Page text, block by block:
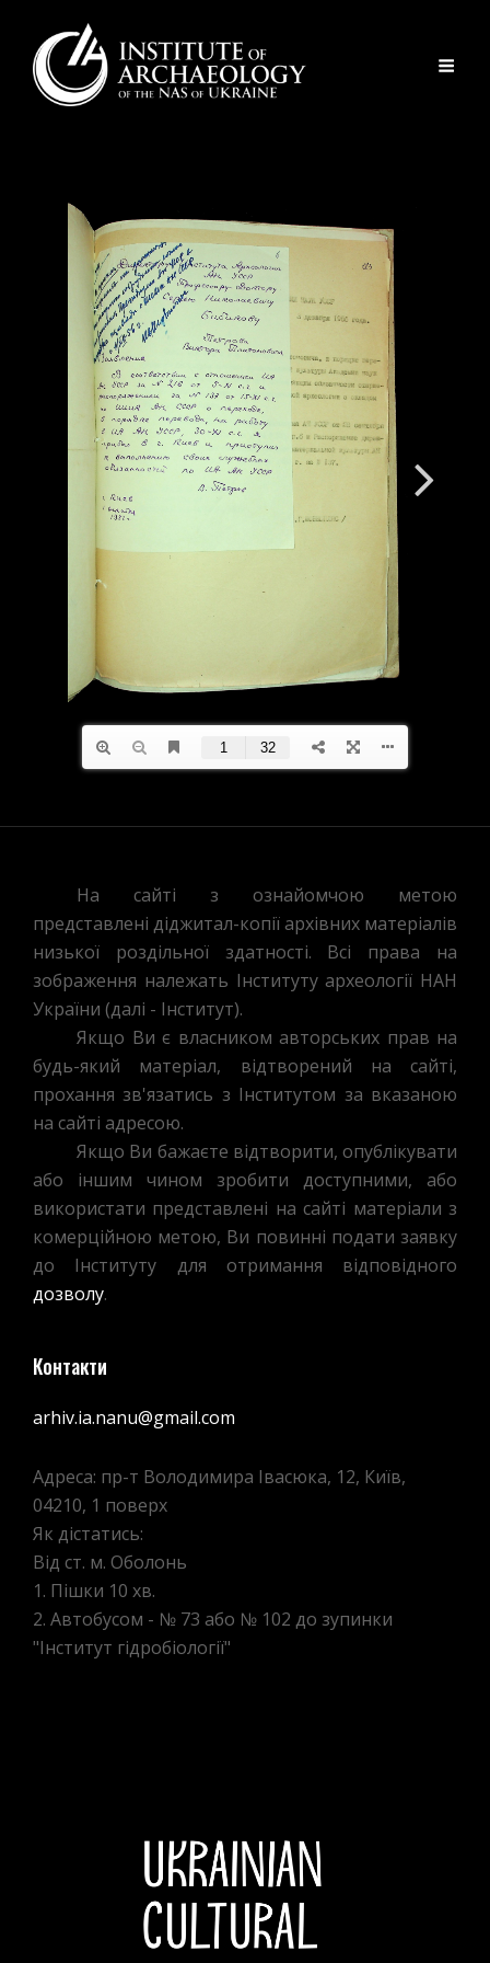
На сайті з ознайомчою метою
представлені діджитал-копії архівних матеріалів
низької роздільної здатності. Всі права на
зображення належать Інституту археології НАН
України (далі - Інститут).
Якщо Ви є власником авторських прав на
будь-який матеріал, відтворений на сайті,
прохання зв'язатись з Інститутом за вказаною
на сайті адресою.
Якщо Ви бажаєте відтворити, опублікувати
або іншим чином зробити доступними, або
використати представлені на сайті матеріали з
комерційною метою, Ви повинні подати заявку
до Інституту для отримання відповідного
дозволу.
Контакти
arhiv.ia.nanu@gmail.com
Адреса: пр-т Володимира Івасюка, 12, Київ,
04210, 1 поверх
Як дістатись:
Від ст. м. Оболонь
1. Пішки 10 хв.
2. Автобусом - № 73 або № 102 до зупинки
"Інститут гідробіології"